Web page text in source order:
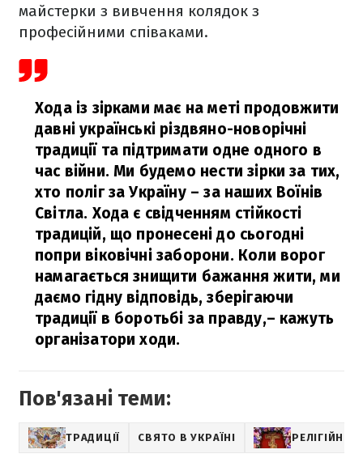
майстерки з вивчення колядок з
професійними співаками.
Хода із зірками має на меті продовжити
давні українські різдвяно-новорічні
традиції та підтримати одне одного в
час війни. Ми будемо нести зірки за тих,
хто поліг за Україну – за наших Воїнів
Світла. Хода є свідченням стійкості
традицій, що пронесені до сьогодні
попри віковічні заборони. Коли ворог
намагається знищити бажання жити, ми
даємо гідну відповідь, зберігаючи
традиції в боротьбі за правду,– кажуть
організатори ходи.
Пов'язані теми:
ТРАДИЦІЇ СВЯТО В УКРАЇНІ РЕЛІГІЙНІ